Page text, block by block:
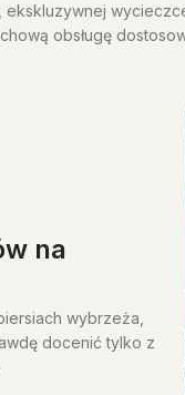
obsługę
na
wybrzeża,
docenić tylko z